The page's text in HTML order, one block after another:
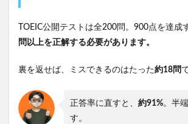
TOEIC公開テストは全200問。900点を達成
問以上を正解する必要があります。
裏を返せば、ミスできるのはたった約18問
正答率に直すと、 約91%。半
す。